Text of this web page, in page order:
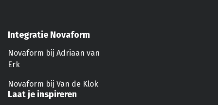
Integratie Novaform
Novaform bij Adriaan van
Erk
Novaform bij Van de Klok
Laat je inspireren